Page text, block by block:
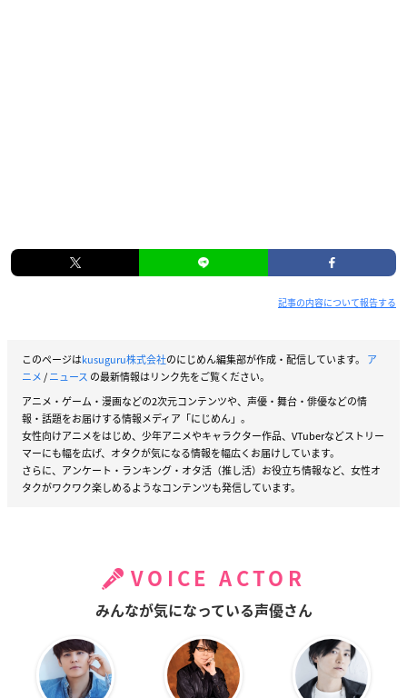
記事の内容について報告する
このページはkusuguru株式会社のにじめん編集部が作成・配信しています。 ア
ニメ/ニュース の最新情報はリンク先をご覧ください。
アニメ・ゲーム・漫画などの2次元コンテンツや、声優・舞台・俳優などの情
報・話題をお届けする情報メディア「にじめん」。
女性向けアニメをはじめ、少年アニメやキャラクター作品、VTuberなどストリー
マーにも幅を広げ、オタクが気になる情報を幅広くお届けしています。
さらに、アンケート・ランキング・オタ活（推し活）お役立ち情報など、女性オ
タクがワクワク楽しめるようなコンテンツも発信しています。
VOICE ACTOR
みんなが気になっている声優さん